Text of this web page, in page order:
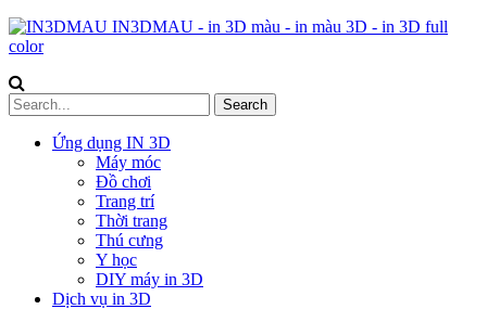
IN3DMAU - in 3D màu - in màu 3D - in 3D full
color
Ứng dụng IN 3D
Máy móc
Đồ chơi
Trang trí
Thời trang
Thú cưng
Y học
DIY máy in 3D
Dịch vụ in 3D